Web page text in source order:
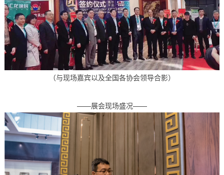
（与现场嘉宾以及全国各协会领导合影）
——展会现场盛况——